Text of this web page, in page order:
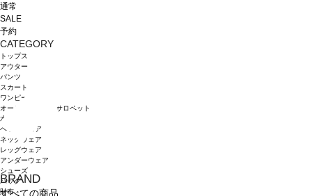
BRAND
すべての商品
通常
SALE
予約
CATEGORY
トップス
アウター
パンツ
スカート
ワンピース
オールインワン・サロペット
水着
ヘッドウェア
ネックウェア
レッグウェア
アンダーウェア
シューズ
バッグ
財布